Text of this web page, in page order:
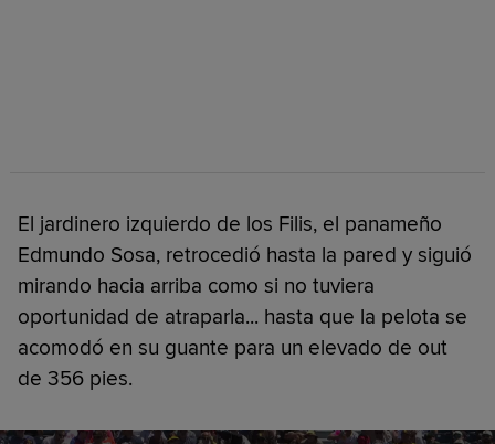
El jardinero izquierdo de los Filis, el panameño
Edmundo Sosa, retrocedió hasta la pared y siguió
mirando hacia arriba como si no tuviera
oportunidad de atraparla... hasta que la pelota se
acomodó en su guante para un elevado de out
de 356 pies.